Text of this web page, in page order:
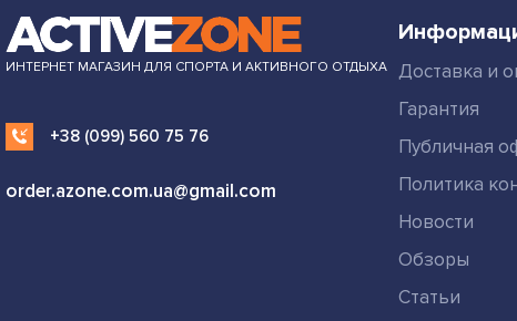
ИНТЕРНЕТ МАГАЗИН ДЛЯ СПОРТА И АКТИВНОГО ОТДЫХА
+38 (099) 560 75 76
order.azone.com.ua@gmail.com
Доставка и
Гарантия
Публичная
Политика
Новости
Обзоры
Статьи